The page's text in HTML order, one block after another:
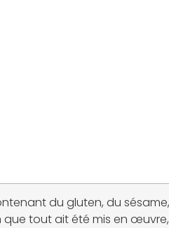
du gluten, du
que tout ait été mis en